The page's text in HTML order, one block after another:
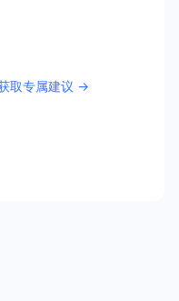
取专属建议 →